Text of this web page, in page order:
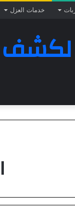
خدمات العزل